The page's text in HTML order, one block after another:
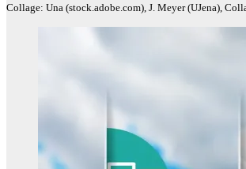
Collage: Una (stock.adobe.com), J. Meyer (UJena),